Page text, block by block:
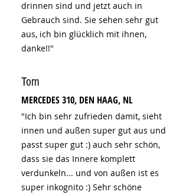
drinnen sind und jetzt auch in
Gebrauch sind. Sie sehen sehr gut
aus, ich bin glücklich mit ihnen,
danke!!"
Tom
MERCEDES 310, DEN HAAG, NL
"Ich bin sehr zufrieden damit, sieht
innen und außen super gut aus und
passt super gut :) auch sehr schön,
dass sie das Innere komplett
verdunkeln... und von außen ist es
super inkognito :) Sehr schöne